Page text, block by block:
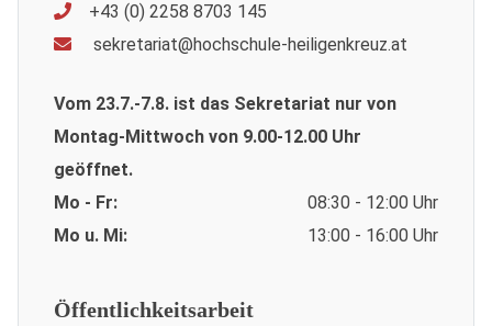
+43 (0) 2258 8703 145
sekretariat@hochschule-heiligenkreuz.at
Vom 23.7.-7.8. ist das Sekretariat nur von
Montag-Mittwoch von 9.00-12.00 Uhr
geöffnet.
Mo - Fr:
08:30 - 12:00 Uhr
Mo u. Mi:
13:00 - 16:00 Uhr
Öffentlichkeitsarbeit